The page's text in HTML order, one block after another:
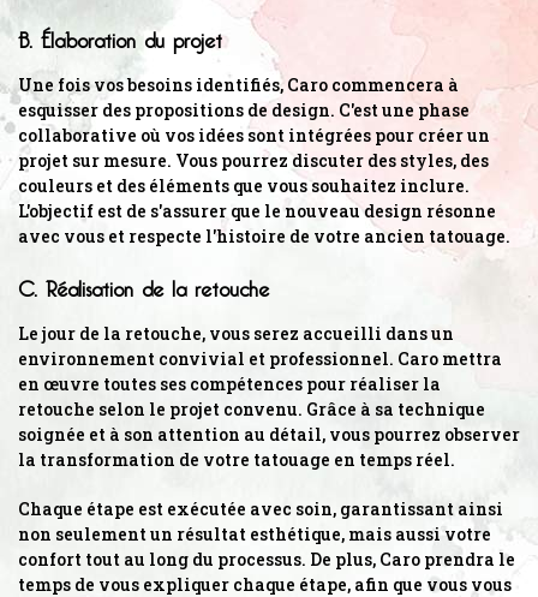
B. Élaboration du projet
Une fois vos besoins identifiés, Caro commencera à
esquisser des propositions de design. C'est une phase
collaborative où vos idées sont intégrées pour créer un
projet sur mesure. Vous pourrez discuter des styles, des
couleurs et des éléments que vous souhaitez inclure.
L'objectif est de s'assurer que le nouveau design résonne
avec vous et respecte l'histoire de votre ancien tatouage.
C. Réalisation de la retouche
Le jour de la retouche, vous serez accueilli dans un
environnement convivial et professionnel. Caro mettra
en œuvre toutes ses compétences pour réaliser la
retouche selon le projet convenu. Grâce à sa technique
soignée et à son attention au détail, vous pourrez observer
la transformation de votre tatouage en temps réel.
Chaque étape est exécutée avec soin, garantissant ainsi
non seulement un résultat esthétique, mais aussi votre
confort tout au long du processus. De plus, Caro prendra le
temps de vous expliquer chaque étape, afin que vous vous